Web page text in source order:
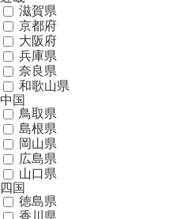
滋賀県
京都府
大阪府
兵庫県
奈良県
和歌山県
中国
鳥取県
島根県
岡山県
広島県
山口県
四国
徳島県
香川県